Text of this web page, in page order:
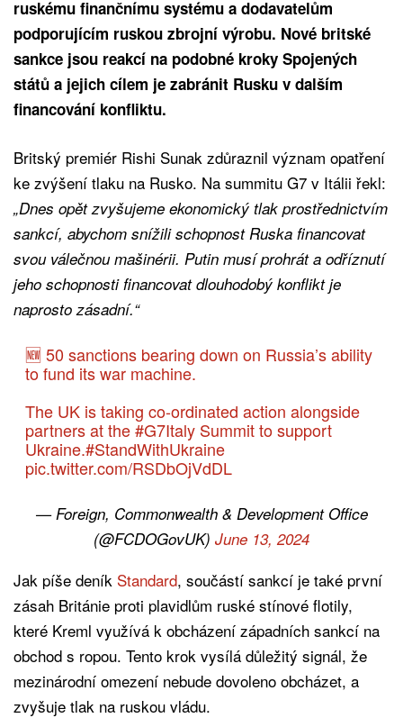
ruskému finančnímu systému a dodavatelům
podporujícím ruskou zbrojní výrobu. Nové britské
sankce jsou reakcí na podobné kroky Spojených
států a jejich cílem je zabránit Rusku v dalším
financování konfliktu.
Britský premiér Rishi Sunak zdůraznil význam opatření
ke zvýšení tlaku na Rusko. Na summitu G7 v Itálii řekl:
„Dnes opět zvyšujeme ekonomický tlak prostřednictvím
sankcí, abychom snížili schopnost Ruska financovat
svou válečnou mašinérii. Putin musí prohrát a odříznutí
jeho schopnosti financovat dlouhodobý konflikt je
naprosto zásadní.“
🆕 50 sanctions bearing down on Russia’s ability
to fund its war machine.
The UK is taking co-ordinated action alongside
partners at the#G7ItalySummit to support
Ukraine.#StandWithUkraine
pic.twitter.com/RSDbOjVdDL
— Foreign, Commonwealth & Development Office
(@FCDOGovUK) June 13, 2024
Jak píše deník Standard, součástí sankcí je také první
zásah Británie proti plavidlům ruské stínové flotily,
které Kreml využívá k obcházení západních sankcí na
obchod s ropou. Tento krok vysílá důležitý signál, že
mezinárodní omezení nebude dovoleno obcházet, a
zvyšuje tlak na ruskou vládu.